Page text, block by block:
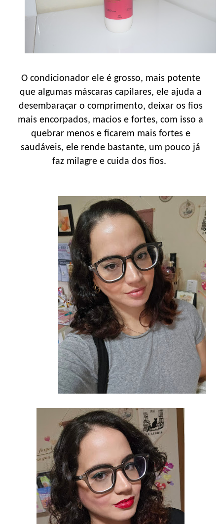
O condicionador ele é grosso, mais potente
que algumas máscaras capilares, ele ajuda a
desembaraçar o comprimento, deixar os fios
mais encorpados, macios e fortes, com isso a
quebrar menos e ficarem mais fortes e
saudáveis, ele rende bastante, um pouco já
faz milagre e cuida dos fios.